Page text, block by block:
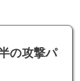
の攻撃パ